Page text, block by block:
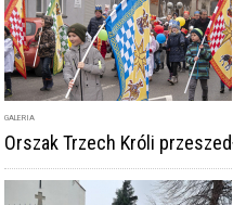
GALERIA
Orszak Trzech Króli